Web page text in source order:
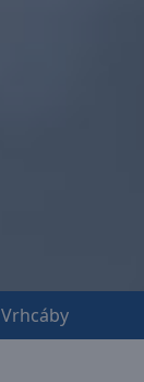
Vrhcáby